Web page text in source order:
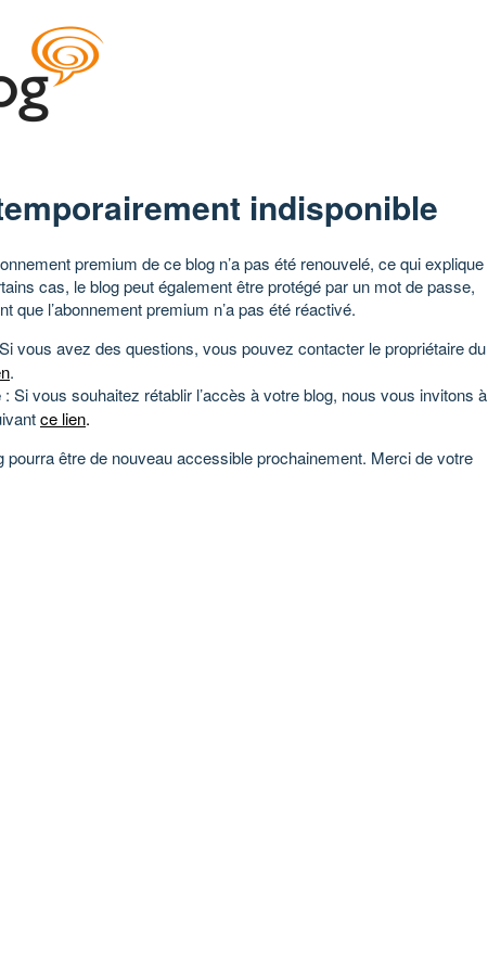
indisponible
premium de ce blog n’a pas été renouvelé, ce qui explique
cas, le blog peut également être protégé par un mot de passe,
que l’abonnement premium n’a pas été réactivé.
vous avez des questions, vous pouvez contacter le propriétaire du
.
: Si vous souhaitez rétablir l’accès à votre blog, nous vous invitons à
ce lien.
pourra être de nouveau accessible prochainement. Merci de votre